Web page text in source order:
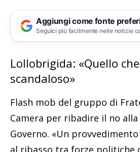
Aggiungi come fonte
Seguici più facilmente nelle notizie
Lollobrigida: «Quello
scandaloso»
Flash mob del gruppo di
Camera per ribadire il no
Governo. «Un
al ribasso tra forze politiche